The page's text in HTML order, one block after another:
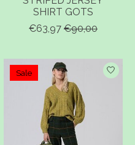
SHIRT GOTS
€63,97 €90,00
Sale